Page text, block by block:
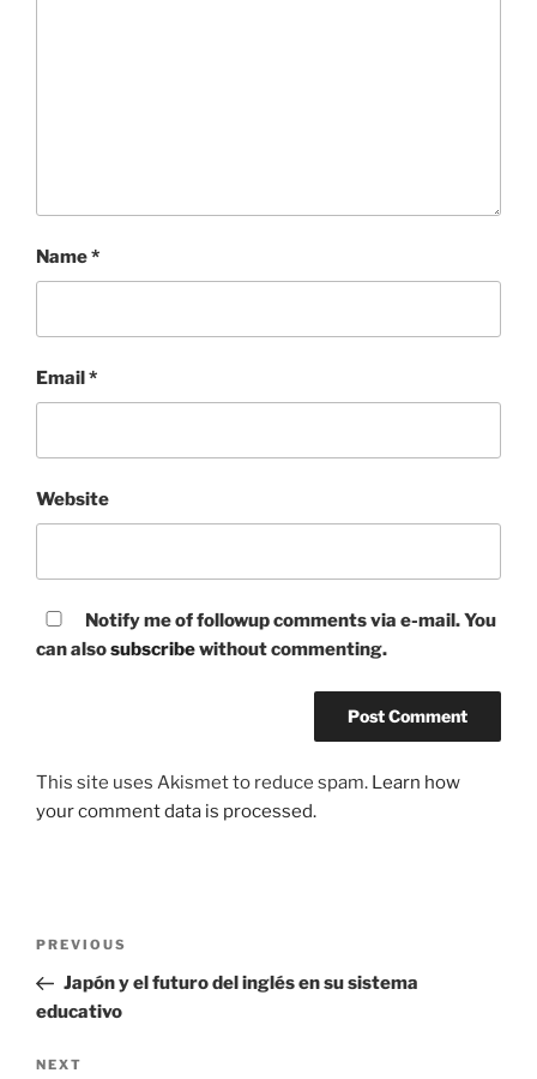
Name*
Email*
Website
Notify me of followup comments via e-mail. You
can alsosubscribewithout commenting.
This site uses Akismet to reduce spam. Learn how
your comment data is processed.
Previous
Post
PREVIOUS
Japón y el futuro del inglés en su sistema
educativo
Next
NEXT